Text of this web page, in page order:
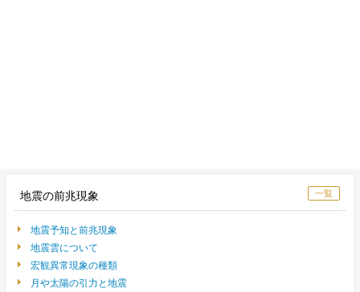
一覧
地震の前兆現象
地震予知と前兆現象
地震雲について
宏観異常現象の種類
月や太陽の引力と地震